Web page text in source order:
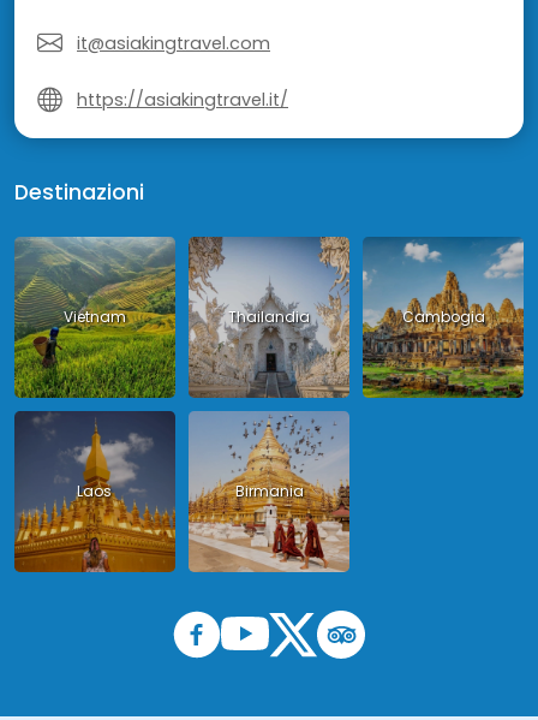
it@asiakingtravel.com
https://asiakingtravel.it/
Destinazioni
Vietnam Thailandia Cambogia
Laos Birmania